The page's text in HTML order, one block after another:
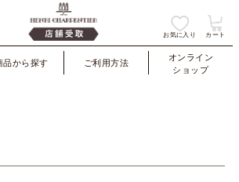
お気に入り カート
品から探す ご利用方法
オンライン
ショップ